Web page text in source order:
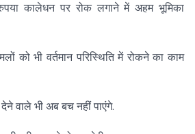
कालेधन पर रोक लगाने में अहम भूमिका
को भी वर्तमान परिस्थिति में रोकने का काम
वाले भी अब बच नहीं पाएंगे.